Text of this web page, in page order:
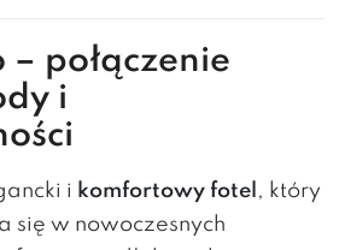
– połączenie
i
i komfortowy fotel , który
się w nowoczesnych